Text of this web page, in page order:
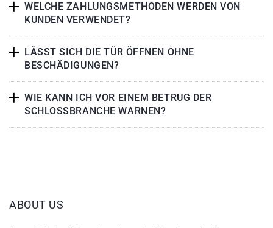
WELCHE ZAHLUNGSMETHODEN WERDEN VON
KUNDEN VERWENDET?
LÄSST SICH DIE TÜR ÖFFNEN OHNE
BESCHÄDIGUNGEN?
WIE KANN ICH VOR EINEM BETRUG DER
SCHLOSSBRANCHE WARNEN?
ABOUT US